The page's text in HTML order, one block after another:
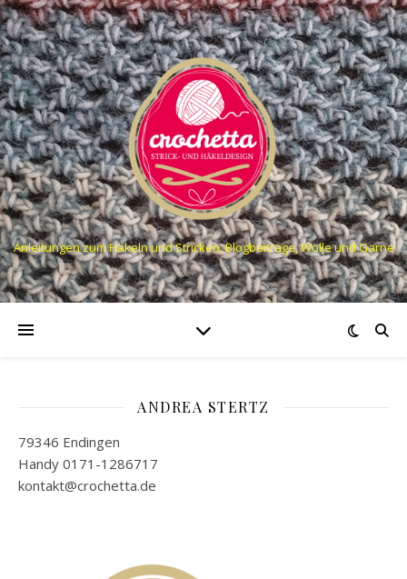
Anleitungen zum Häkeln und Stricken, Blogbeiträge, Wolle und Garne
ANDREA STERTZ
79346 Endingen
Handy 0171-1286717
kontakt@crochetta.de